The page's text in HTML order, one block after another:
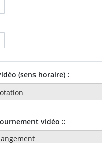
(sens horaire) :
vidéo ::